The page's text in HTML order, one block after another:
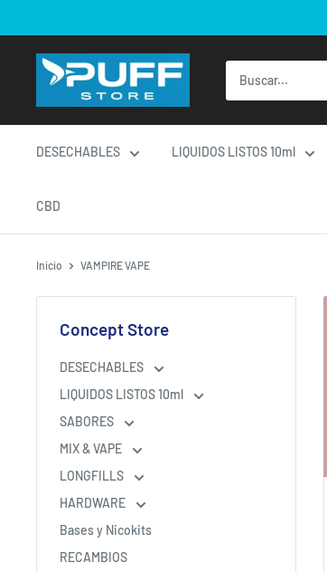
directamente
contenido
DESECHABLES LIQUIDOS LISTOS 10ml
CBD
Inicio VAMPIRE VAPE
Concept Store
DESECHABLES
LIQUIDOS LISTOS 10ml
SABORES
MIX & VAPE
LONGFILLS
HARDWARE
Bases y Nicokits
RECAMBIOS